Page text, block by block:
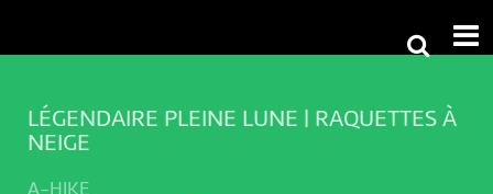
LÉGENDAIRE PLEINE LUNE | RAQUETTES À
NEIGE
A-HIKE